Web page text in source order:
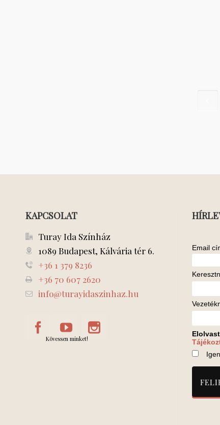
KAPCSOLAT
Turay Ida Színház
1089 Budapest, Kálvária tér 6.
+36 1 379 8236
+36 70 607 2620
info@turayidaszinhaz.hu
Kövessen minket!
Email
Igen